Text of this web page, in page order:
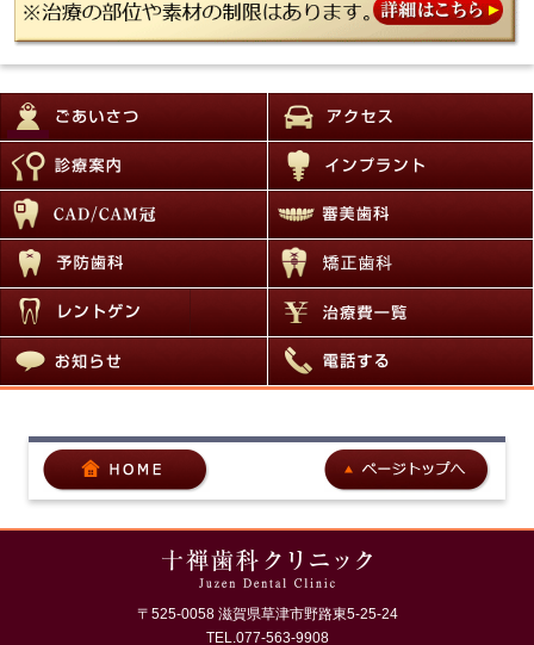
〒525-0058 滋賀県草津市野路東5-25-24
TEL.077-563-9908